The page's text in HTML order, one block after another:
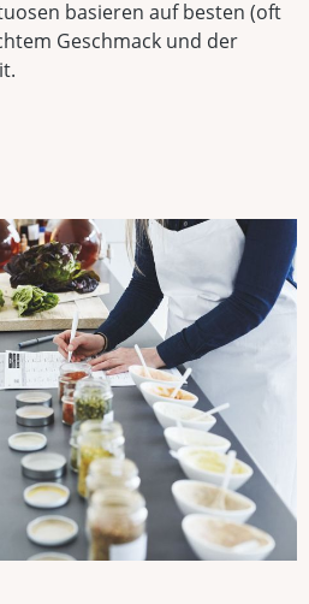
basieren auf besten (oft
Geschmack und der